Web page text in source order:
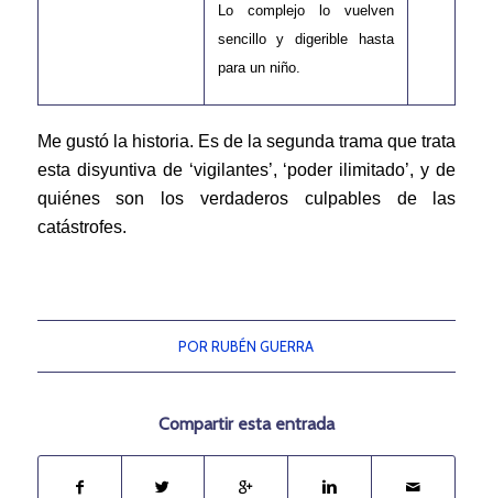
Lo complejo lo vuelven
sencillo y digerible hasta
para un niño.
Me gustó la historia. Es de la segunda trama que trata
esta disyuntiva de ‘vigilantes’, ‘poder ilimitado’, y de
quiénes son los verdaderos culpables de las
catástrofes.
PORRUBÉN GUERRA
Compartir esta entrada